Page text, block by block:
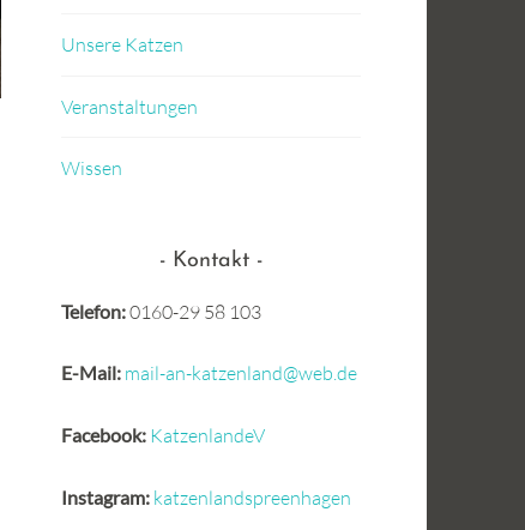
Unsere Katzen
Veranstaltungen
Wissen
Kontakt
Telefon:0160-29 58 103
E-Mail: mail-an-katzenland@web.de
Facebook: KatzenlandeV
Instagram: katzenlandspreenhagen